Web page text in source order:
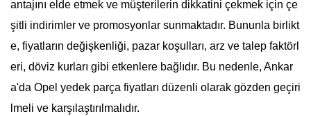
antajını elde etmek ve müşterilerin dikkatini çekmek için çe
şitli indirimler ve promosyonlar sunmaktadır. Bununla birlikt
e, fiyatların değişkenliği, pazar koşulları, arz ve talep faktörl
eri, döviz kurları gibi etkenlere bağlıdır. Bu nedenle, Ankar
a'da Opel yedek parça fiyatları düzenli olarak gözden geçiri
lmeli ve karşılaştırılmalıdır.